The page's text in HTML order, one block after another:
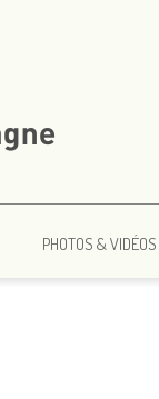
PHOTOS & VIDÉOS